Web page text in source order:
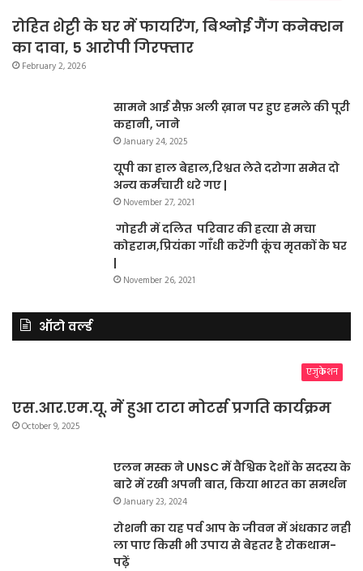
रोहित शेट्टी के घर में फायरिंग, बिश्नोई गैंग कनेक्शन
का दावा, 5 आरोपी गिरफ्तार
February 2, 2026
सामने आई सैफ़ अली ख़ान पर हुए हमले की पूरी
कहानी, जाने
January 24, 2025
यूपी का हाल बेहाल,रिश्वत लेते दरोगा समेत दो
अन्य कर्मचारी धरे गए |
November 27, 2021
गोहरी में दलित परिवार की हत्या से मचा
कोहराम,प्रियंका गाँधी करेंगी कूंच मृतकों के घर
|
November 26, 2021
ऑटो वर्ल्ड
एजुकेशन
एस.आर.एम.यू. में हुआ टाटा मोटर्स प्रगति कार्यक्रम
October 9, 2025
एलन मस्क ने UNSC में वैश्विक देशों के सदस्य के
बारे में रखी अपनी बात, किया भारत का समर्थन
January 23, 2024
रोशनी का यह पर्व आप के जीवन में अंधकार नहीं
ला पाए किसी भी उपाय से बेहतर है रोकथाम-
पढ़ें